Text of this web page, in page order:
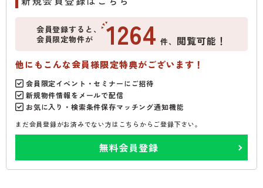
会員登録すると、
会員限定物件が
1264 件、 閲覧可能！
他にもこんな会員様限定特典がございます！
会員限定イベント・セミナーにご招待
新規物件情報をメールで配信
お気に入り・検索条件保存マッチング通知機能
まだ会員登録がお済みでない方はこちらからご登録下さい。
無料会員登録